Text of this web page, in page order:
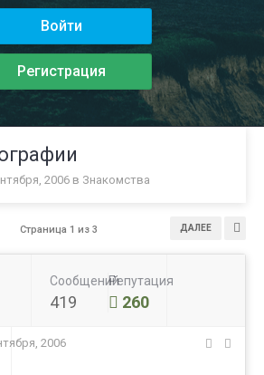
Войти
Регистрация
2006 в Знакомства
ДАЛЕЕ
Страница 1 из 3
Сообщений
419
Репутация
260
2006